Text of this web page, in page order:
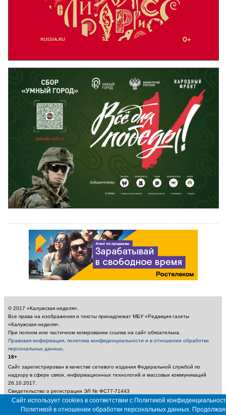
© 2017 «Калужская неделя».
Все права на изображения и тексты принадлежат МБУ «Редакция газеты
«Калужская неделя».
При полном или частичном копировании ссылка на сайт обязательна.
Правовая информация, политика конфиденциальности и в отношении обработки
персональных данных.
18+
Сайт зарегистрирован в качестве сетевого издания Федеральной службой по
надзору в сфере связи, информационных технологий и массовых коммуникаций
26.10.2017.
Свидетельство о регистрации ЭЛ № ФС77-71443
Учредитель: Муниципальное бюджетное учреждение «Редакция газеты «Калужская
неделя»
Сайт использует cookies в соответствии с Политикой
Политикой в отношении обработки персональных данных. Продолжая